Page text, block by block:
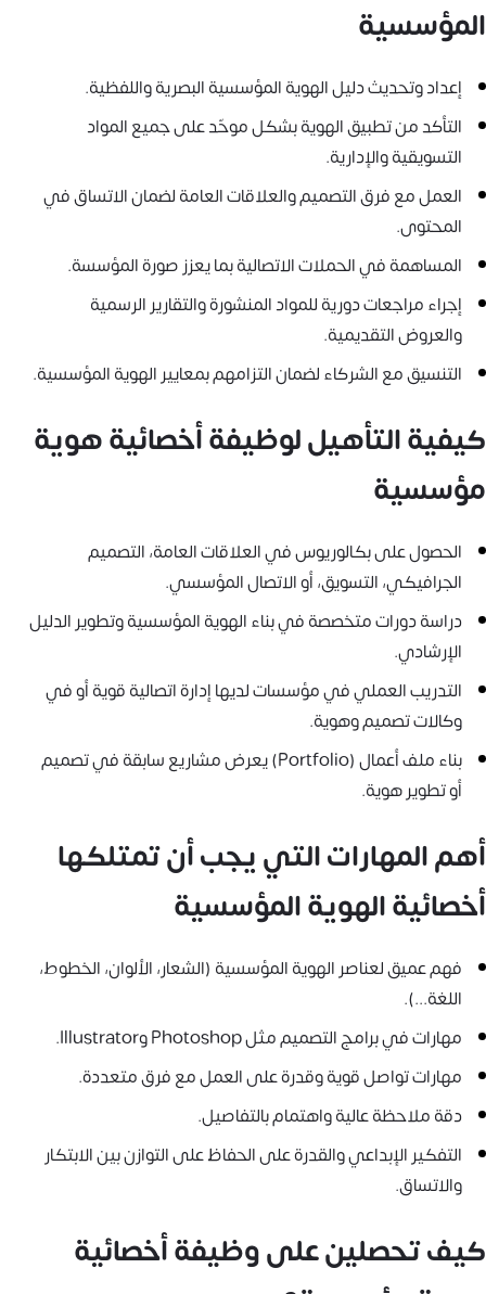
المؤسسية
إعداد وتحديث دليل الهوية المؤسسية البصرية واللفظية.
التأكد من تطبيق الهوية بشكل موحّد على جميع المواد
التسويقية والإدارية.
العمل مع فرق التصميم والعلاقات العامة لضمان الاتساق في
المحتوى.
المساهمة في الحملات الاتصالية بما يعزز صورة المؤسسة.
إجراء مراجعات دورية للمواد المنشورة والتقارير الرسمية
والعروض التقديمية.
التنسيق مع الشركاء لضمان التزامهم بمعايير الهوية المؤسسية.
كيفية التأهيل لوظيفة أخصائية هوية
مؤسسية
الحصول على بكالوريوس في العلاقات العامة، التصميم
الجرافيكي، التسويق، أو الاتصال المؤسسي.
دراسة دورات متخصصة في بناء الهوية المؤسسية وتطوير الدليل
الإرشادي.
التدريب العملي في مؤسسات لديها إدارة اتصالية قوية أو في
وكالات تصميم وهوية.
بناء ملف أعمال (Portfolio) يعرض مشاريع سابقة في تصميم
أو تطوير هوية.
أهم المهارات التي يجب أن تمتلكها
أخصائية الهوية المؤسسية
فهم عميق لعناصر الهوية المؤسسية (الشعار، الألوان، الخطوط،
اللغة...).
مهارات في برامج التصميم مثل Photoshop وIllustrator.
مهارات تواصل قوية وقدرة على العمل مع فرق متعددة.
دقة ملاحظة عالية واهتمام بالتفاصيل.
التفكير الإبداعي والقدرة على الحفاظ على التوازن بين الابتكار
والاتساق.
كيف تحصلين على وظيفة أخصائية